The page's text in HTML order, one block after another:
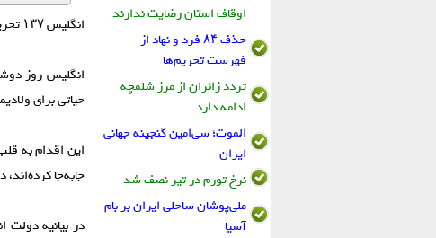
اوقاف استان رضایت ندارند
حذف ۸۴ فرد و نهاد از
فهرست تحریم‌ها
تردد زائران از مرز شلمچه
ادامه دارد
الموت؛ سی‌امین گنجینه جهانی
ایران
نرخ تورم در تیر نصف شد
ملی‌پوشان ساحلی ایران بر بام
آسیا
انگلیس ۱۳۷ تحریم جدید علیه بخش انرژی روسیه اعمال کرد.
حیاتی برای
جابه‌جا
در بیانیه دولت